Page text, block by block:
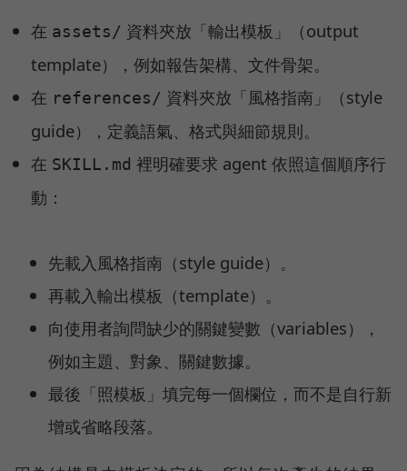
在 assets/ 資料夾放「輸出模板」（output
template），例如報告架構、文件骨架。
在 references/ 資料夾放「風格指南」（style
guide），定義語氣、格式與細節規則。
在 SKILL.md 裡明確要求 agent 依照這個順序行
動：
先載入風格指南（style guide）。
再載入輸出模板（template）。
向使用者詢問缺少的關鍵變數（variables），
例如主題、對象、關鍵數據。
最後「照模板」填完每一個欄位，而不是自行新
增或省略段落。